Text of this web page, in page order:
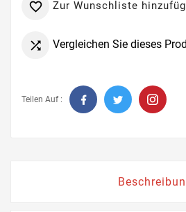
 Zur Wunschliste
 Vergleichen Sie dieses
Teilen Auf :